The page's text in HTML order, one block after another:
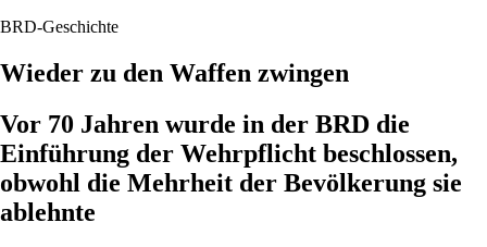
BRD-Geschichte
Wieder zu den Waffen zwingen
Vor 70 Jahren wurde in der BRD die
Einführung der Wehrpflicht beschlossen,
obwohl die Mehrheit der Bevölkerung sie
ablehnte